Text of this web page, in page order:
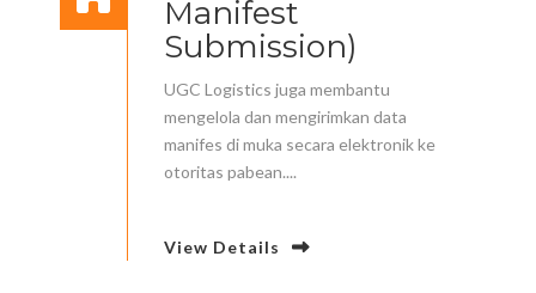
Manifest
Submission)
UGC Logistics juga membantu
mengelola dan mengirimkan data
manifes di muka secara elektronik ke
otoritas pabean....
View Details